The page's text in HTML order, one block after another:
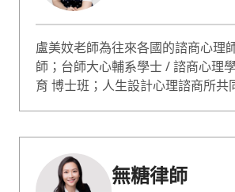
盧美妏老師為往來各國的諮商心理
師；台師大心輔系學士 / 諮商心理
育 博士班；人生設計心理諮商所共
選最有影響力的 50 位心理諮詢師
10000人次；專長職業生涯規劃、
提升、性少數 / 非典型關係。
無糖律師